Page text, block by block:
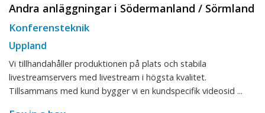
Andra anläggningar i Södermanland / Sörmland
Konferensteknik
Uppland
Vi tillhandahåller produktionen på plats och stabila
livestreamservers med livestream i högsta kvalitet.
Tillsammans med kund bygger vi en kundspecifik videosid ...